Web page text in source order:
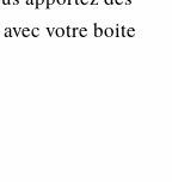
votre boite